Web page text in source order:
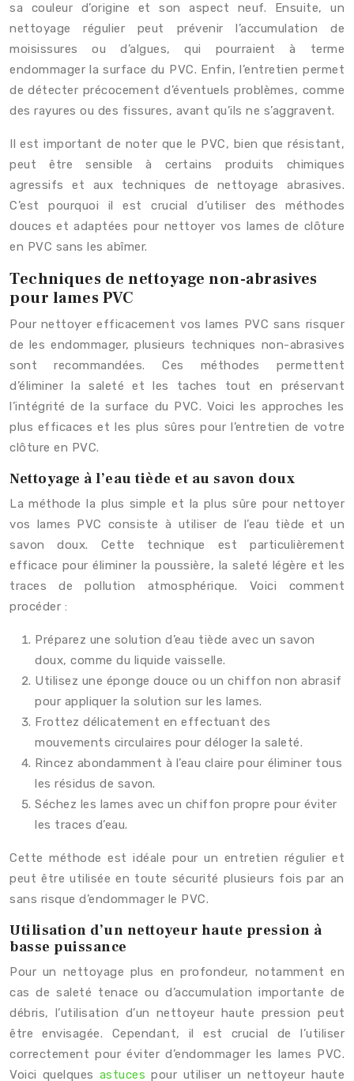
sa couleur d’origine et son aspect neuf. Ensuite, un
nettoyage régulier peut prévenir l’accumulation de
moisissures ou d’algues, qui pourraient à terme
endommager la surface du PVC. Enfin, l’entretien permet
de détecter précocement d’éventuels problèmes, comme
des rayures ou des fissures, avant qu’ils ne s’aggravent.
Il est important de noter que le PVC, bien que résistant,
peut être sensible à certains produits chimiques
agressifs et aux techniques de nettoyage abrasives.
C’est pourquoi il est crucial d’utiliser des méthodes
douces et adaptées pour nettoyer vos lames de clôture
en PVC sans les abîmer.
Techniques de nettoyage non-abrasives
pour lames PVC
Pour nettoyer efficacement vos lames PVC sans risquer
de les endommager, plusieurs techniques non-abrasives
sont recommandées. Ces méthodes permettent
d’éliminer la saleté et les taches tout en préservant
l’intégrité de la surface du PVC. Voici les approches les
plus efficaces et les plus sûres pour l’entretien de votre
clôture en PVC.
Nettoyage à l’eau tiède et au savon doux
La méthode la plus simple et la plus sûre pour nettoyer
vos lames PVC consiste à utiliser de l’eau tiède et un
savon doux. Cette technique est particulièrement
efficace pour éliminer la poussière, la saleté légère et les
traces de pollution atmosphérique. Voici comment
procéder :
Préparez une solution d’eau tiède avec un savon
doux, comme du liquide vaisselle.
Utilisez une éponge douce ou un chiffon non abrasif
pour appliquer la solution sur les lames.
Frottez délicatement en effectuant des
mouvements circulaires pour déloger la saleté.
Rincez abondamment à l’eau claire pour éliminer tous
les résidus de savon.
Séchez les lames avec un chiffon propre pour éviter
les traces d’eau.
Cette méthode est idéale pour un entretien régulier et
peut être utilisée en toute sécurité plusieurs fois par an
sans risque d’endommager le PVC.
Utilisation d’un nettoyeur haute pression à
basse puissance
Pour un nettoyage plus en profondeur, notamment en
cas de saleté tenace ou d’accumulation importante de
débris, l’utilisation d’un nettoyeur haute pression peut
être envisagée. Cependant, il est crucial de l’utiliser
correctement pour éviter d’endommager les lames PVC.
Voici quelques astucespour utiliser un nettoyeur haute